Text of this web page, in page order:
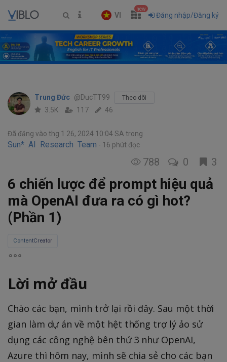
VI
new
Đăng nhập/Đăng ký
Trung Đức @DucTT99 Theo dõi
3.5K 117 46
Đã đăng vào thg 1 26, 2024 10:04 SA trong
Sun* AI Research Team 16 phút đọc
788 0 3
6 chiến lược để prompt hiệu quả
mà OpenAI đưa ra có gì hot?
(Phần 1)
ContentCreator
Lời mở đầu
Chào các bạn, mình trở lại rồi đây. Sau một thời
gian làm dự án về một hệt thống trợ lý ảo sử
dụng các công nghệ bên thứ 3 như OpenAI,
Azure thì hôm nay, mình sẽ chia sẻ cho các bạn